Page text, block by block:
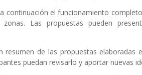
continuación el funcionamiento
zonas. Las propuestas pueden
resumen de las propuestas
puedan revisarlo y aportar nuevas